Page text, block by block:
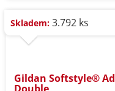
Skladem: 3.792 ks
Gildan Softstyle®
Double